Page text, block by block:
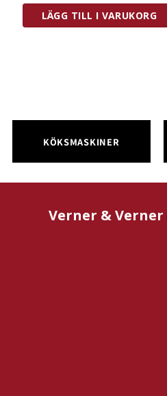
LÄGG TILL I VARUKORG
KÖKSMASKINER
Verner &